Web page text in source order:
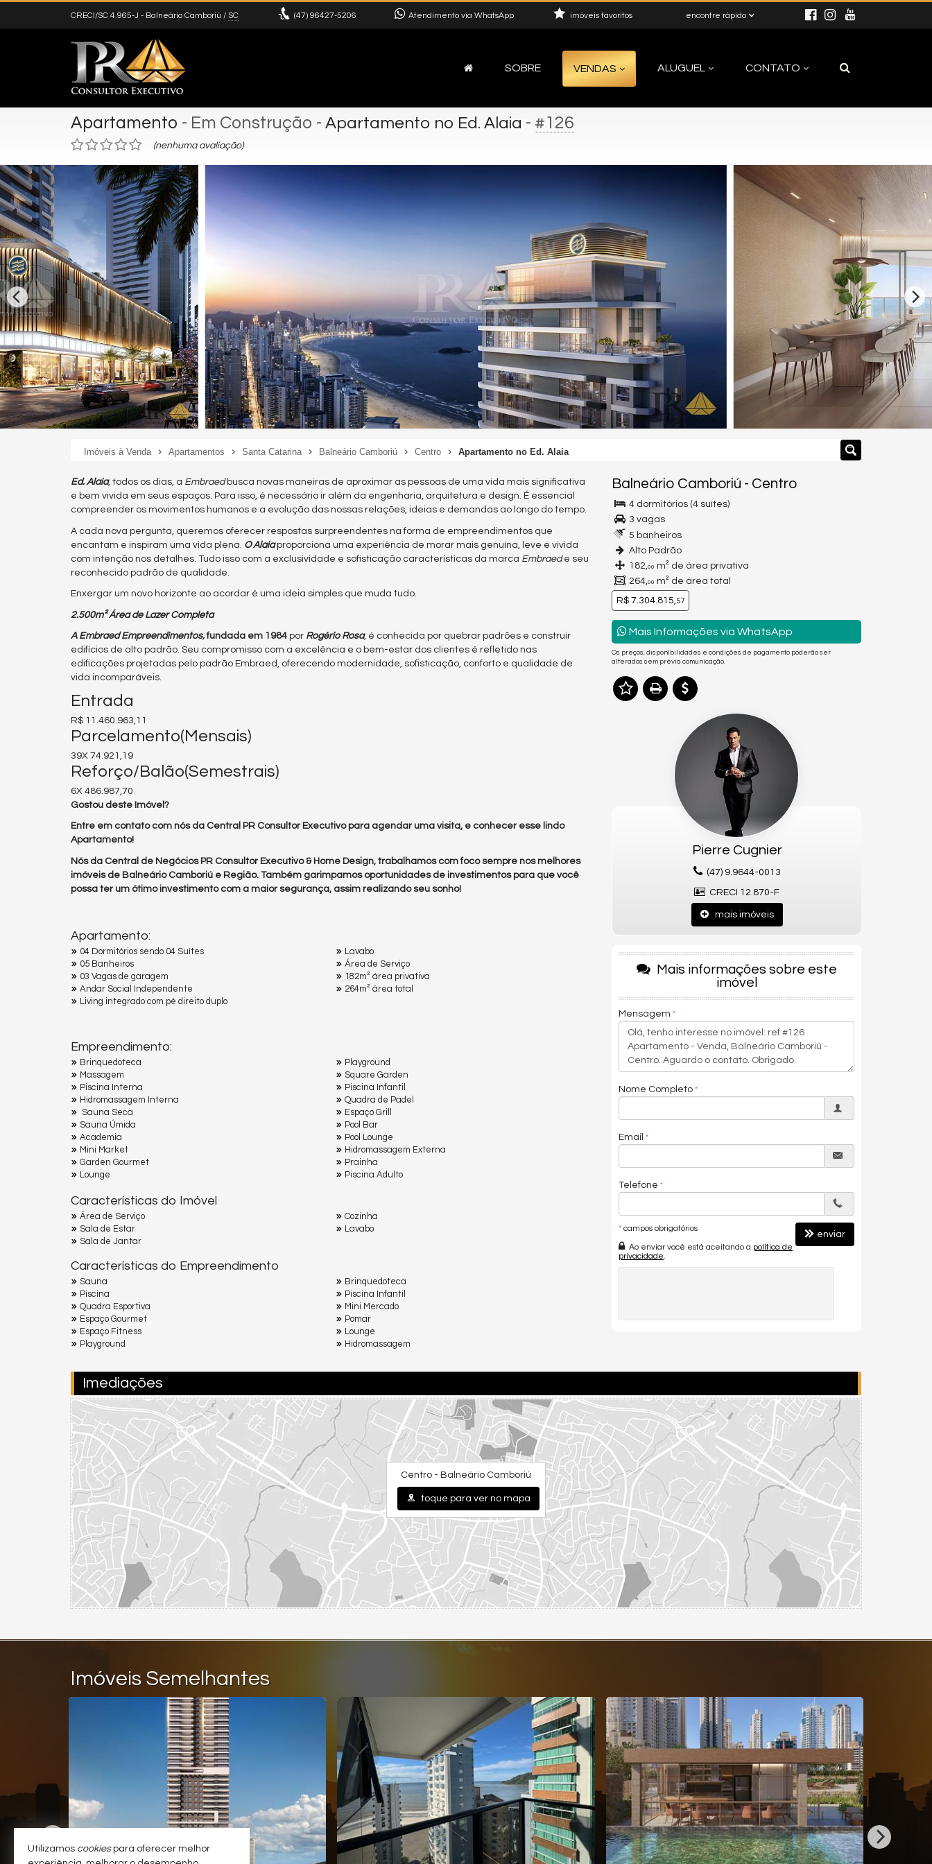
CRECI/SC 4.965-J - Balneário Camboriú / SC (47) 96427-5206 Atendimento via WhatsApp encontre rápido
imóveis favoritos
SOBRE VENDAS ALUGUEL CONTATO
Apartamento - Em Construção - Apartamento no Ed. Alaia - #126
(nenhuma avaliação)
Imóveis à Venda Apartamentos Santa Catarina Balneário Camboriú Centro Apartamento no Ed. Alaia
Ed. Alaia, todos os dias, a Embraedbusca novas maneiras de aproximar as pessoas de uma vida mais significativa
e bem vivida em seus espaços. Para isso, é necessário ir além da engenharia, arquitetura e design. É essencial
compreender os movimentos humanos e a evolução das nossas relações, ideias e demandas ao longo do tempo.
A cada nova pergunta, queremos oferecer respostas surpreendentes na forma de empreendimentos que
encantam e inspiram uma vida plena. O Alaiaproporciona uma experiência de morar mais genuína, leve e vivida
com intenção nos detalhes. Tudo isso com a exclusividade e sofisticação características da marca Embraede seu
reconhecido padrão de qualidade.
Enxergar um novo horizonte ao acordar é uma ideia simples que muda tudo.
2.500m² Área de Lazer Completa
A Embraed Empreendimentos,fundada em 1984 por Rogério Rosa, é conhecida por quebrar padrões e construir
edifícios de alto padrão. Seu compromisso com a excelência e o bem-estar dos clientes é refletido nas
edificações projetadas pelo padrão Embraed, oferecendo modernidade, sofisticação, conforto e qualidade de
vida incomparáveis.
Entrada
R$ 11.460.963,11
Parcelamento(Mensais)
39X 74.921,19
Reforço/Balão(Semestrais)
6X 486.987,70
Gostou deste Imóvel?
Entre em contato com nós da Central PR Consultor Executivo para agendar uma visita, e conhecer esse lindo
Apartamento!
Nós da Central de Negócios PR Consultor Executivo & Home Design, trabalhamos com foco sempre nos melhores
imóveis de Balneário Camboriú e Região. Também garimpamos oportunidades de investimentos para que você
possa ter um ótimo investimento com a maior segurança, assim realizando seu sonho!
Apartamento:
04 Dormitórios sendo 04 Suítes
05 Banheiros
03 Vagas de garagem
Andar Social Independente
Living integrado com pé direito duplo
Lavabo
Área de Serviço
182m² área privativa
264m² área total
Empreendimento:
Brinquedoteca
Massagem
Piscina Interna
Hidromassagem Interna
Sauna Seca
Sauna Úmida
Academia
Mini Market
Garden Gourmet
Lounge
Playground
Square Garden
Piscina Infantil
Quadra de Padel
Espaço Grill
Pool Bar
Pool Lounge
Hidromassagem Externa
Prainha
Piscina Adulto
Características do Imóvel
Área de Serviço
Sala de Estar
Sala de Jantar
Cozinha
Lavabo
Características do Empreendimento
Sauna
Piscina
Quadra Esportiva
Espaço Gourmet
Espaço Fitness
Playground
Brinquedoteca
Piscina Infantil
Mini Mercado
Pomar
Lounge
Hidromassagem
Balneário Camboriú - Centro
4 dormitórios (4 suítes)
3 vagas
5 banheiros
Alto Padrão
182,00 m² de área privativa
264,00 m² de área total
R$ 7.304.815,57
Mais Informações via WhatsApp
Os preços, disponibilidades e condições de pagamento poderão ser
alterados sem prévia comunicação.
Pierre Cugnier
(47) 9.9644-0013
CRECI 12.870-F
mais imóveis
Mais informações sobre este
imóvel
Mensagem
Nome Completo
Email
Telefone
* campos obrigatórios
Ao enviar você está aceitando a política de
privacidade
enviar
Imediações
Centro - Balneário Camboriú
toque para ver no mapa
Imóveis Semelhantes
Utilizamos cookiespara oferecer melhor